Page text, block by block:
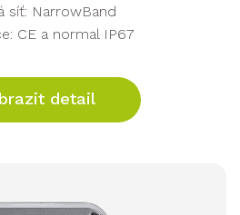
síť: NarrowBand
CE a normal IP67
detail